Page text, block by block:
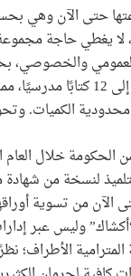
حتى الآن وهي
والخصوصي،
التلميذ سنويًا إلى
الكميات.
لنسخة من
الآن من تسوية
وليس عبر
المترامية